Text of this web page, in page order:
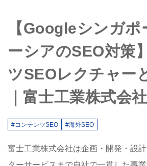
【Googleシンガ
ーシアのSEO対策
ツSEOレクチャー
｜富士工業株式会社
#コンテンツSEO #海外SEO
富士工業株式会社は企画・開発・設